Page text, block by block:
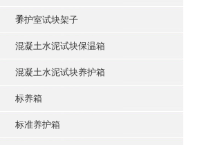
子
养护室试块架子
混凝土水泥试块保温箱
混凝土水泥试块养护箱
标养箱
标准养护箱